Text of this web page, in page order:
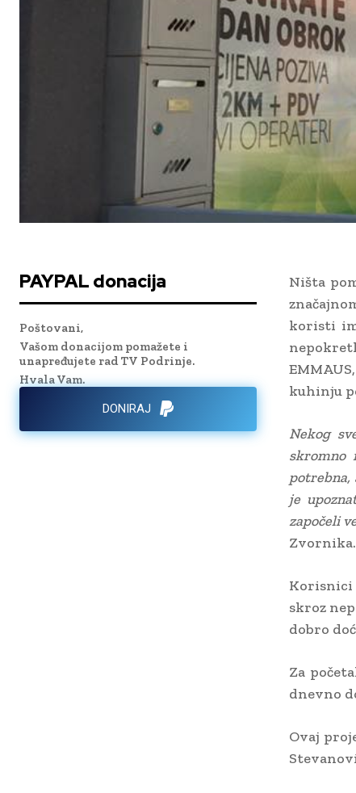
PAYPAL donacija
Poštovani,
Vašom donacijom pomažete i
unapređujete rad TV Podrinje.
Hvala Vam.
DONIRAJ
Ništa
koristi
kuhinju
Nekog
skromno
potrebna,
je
započeli
Zvornika.
skroz
dobro
Za
dnevno
Ovaj